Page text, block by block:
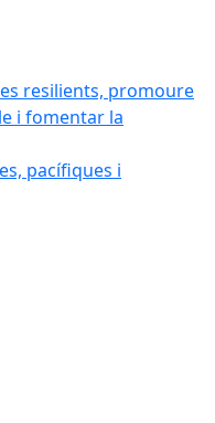
resilients, promoure
i fomentar la
pacífiques i